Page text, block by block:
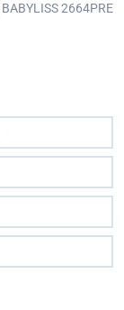
BABYLISS 2664PRE